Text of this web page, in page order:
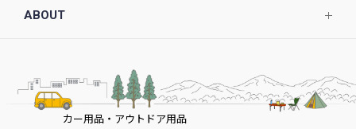
ABOUT
カー用品・アウトドア用品